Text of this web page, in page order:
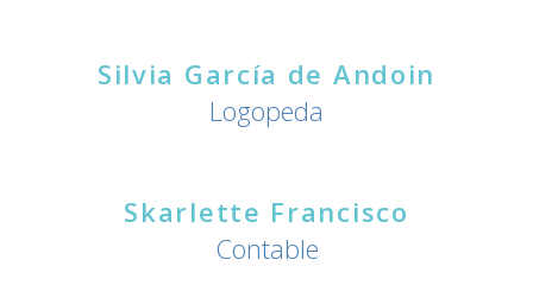
Silvia García de Andoin
Logopeda
Skarlette Francisco
Contable